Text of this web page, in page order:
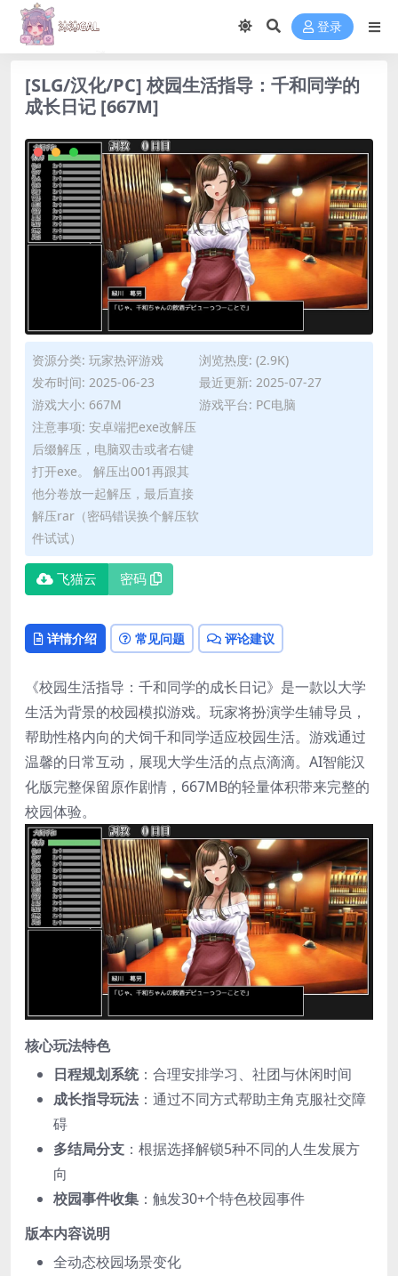
登录
[SLG/汉化/PC] 校园生活指导：千和同学的
成长日记 [667M]
资源分类: 玩家热评游戏
浏览热度: (2.9K)
发布时间: 2025-06-23
最近更新: 2025-07-27
游戏大小: 667M
游戏平台: PC电脑
注意事项: 安卓端把exe改解压
后缀解压，电脑双击或者右键
打开exe。 解压出001再跟其
他分卷放一起解压，最后直接
解压rar（密码错误换个解压软
件试试）
飞猫云 密码
详情介绍 常见问题 评论建议
《校园生活指导：千和同学的成长日记》是一款以大学
生活为背景的校园模拟游戏。玩家将扮演学生辅导员，
帮助性格内向的犬饲千和同学适应校园生活。游戏通过
温馨的日常互动，展现大学生活的点点滴滴。AI智能汉
化版完整保留原作剧情，667MB的轻量体积带来完整的
校园体验。
​核心玩法特色​
​日程规划系统​​：合理安排学习、社团与休闲时间
​成长指导玩法​ ​：通过不同方式帮助主角克服社交障
碍
​多结局分支​ ​：根据选择解锁5种不同的人生发展方
向
​校园事件收集​ ​：触发30+个特色校园事件
​版本内容说明​
全动态校园场景变化